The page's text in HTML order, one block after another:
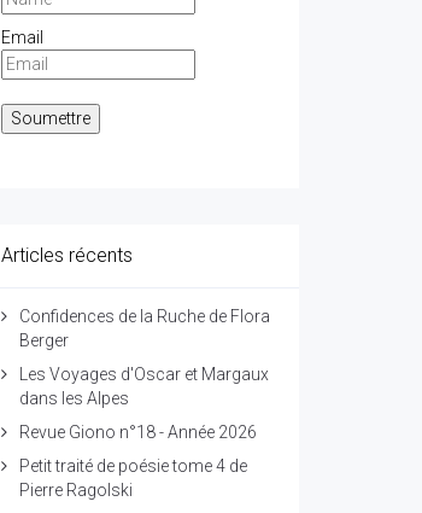
Email
Articles récents
Confidences de la Ruche de Flora
Berger
Les Voyages d'Oscar et Margaux
dans les Alpes
Revue Giono n°18 - Année 2026
Petit traité de poésie tome 4 de
Pierre Ragolski